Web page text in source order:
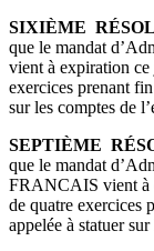
SIXIÈME
que le mandat
vient à expiration
exercices prenant
sur les comptes de
SEPTIÈME
que le mandat
FRANCAIS vient à
de quatre exercices
appelée à statuer